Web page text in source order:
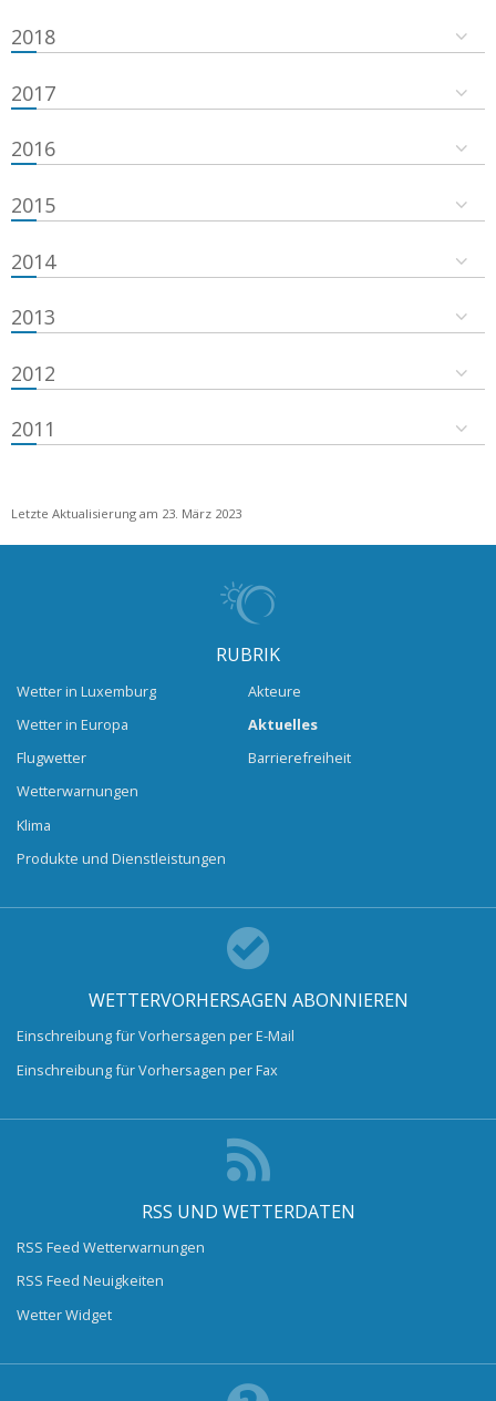
2018
2017
2016
2015
2014
2013
2012
2011
Letzte Aktualisierung am 23. März 2023
RUBRIK
Wetter in Luxemburg
Wetter in Europa
Flugwetter
Wetterwarnungen
Klima
Produkte und Dienstleistungen
Akteure
Aktuelles
Barrierefreiheit
WETTERVORHERSAGEN ABONNIEREN
Einschreibung für Vorhersagen per E-Mail
Einschreibung für Vorhersagen per Fax
RSS UND WETTERDATEN
RSS Feed Wetterwarnungen
RSS Feed Neuigkeiten
Wetter Widget